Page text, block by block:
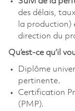
des délais,
la production)
direction du
Qu’est-ce qu’il
Diplôme
pertinente.
Certification
(PMP).